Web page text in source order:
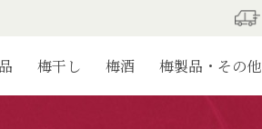
梅干し 梅酒 梅製品・その他